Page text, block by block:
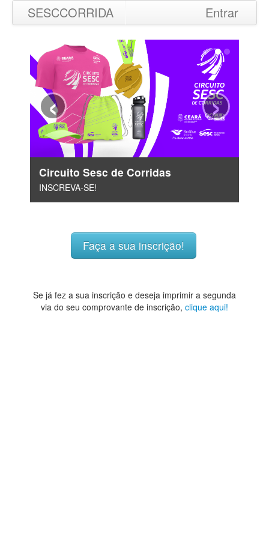
SESCCORRIDA Entrar
Circuito Sesc de Corridas
INSCREVA-SE!
‹ ›
Faça a sua inscrição!
Se já fez a sua inscrição e deseja imprimir a segunda
via do seu comprovante de inscrição, clique aqui!